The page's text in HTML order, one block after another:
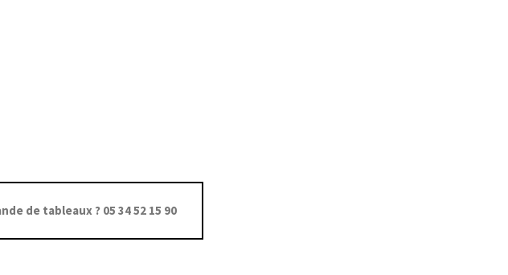
de tableaux ? 05 34 52 15 90